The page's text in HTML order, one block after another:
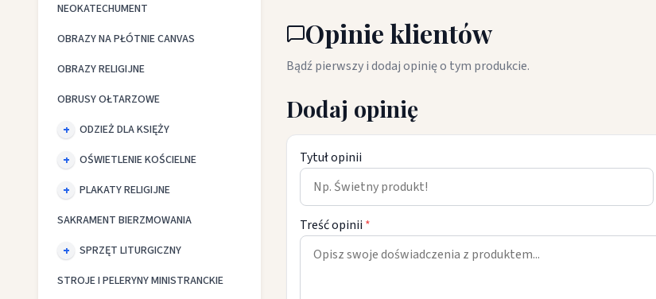
NEOKATECHUMENT
OBRAZY NA PŁÓTNIE CANVAS
OBRAZY RELIGIJNE
OBRUSY OŁTARZOWE
ODZIEŻ DLA KSIĘŻY
OŚWIETLENIE KOŚCIELNE
PLAKATY RELIGIJNE
SAKRAMENT BIERZMOWANIA
SPRZĘT LITURGICZNY
STROJE I PELERYNY MINISTRANCKIE
Opinie klientów
Bądź pierwszy i dodaj opinię o tym produkcie.
Dodaj opinię
Tytuł opinii
Treść opinii *